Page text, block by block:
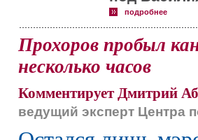
подробнее
Прохоров пробыл
несколько часов
Комментирует Дмитрий
ведущий эксперт Центра